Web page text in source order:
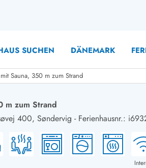
SUCHEN DÄNEMARK
Ferienhäuser mit Hund
Ferienhäuser mit
Ferienhäuser mit Aktivitätsraum
Ferienhäuser mit Ladestation (E-
Sauna, 350 m zum Strand
m zum Strand
400, Søndervig - Ferienhausnr.: